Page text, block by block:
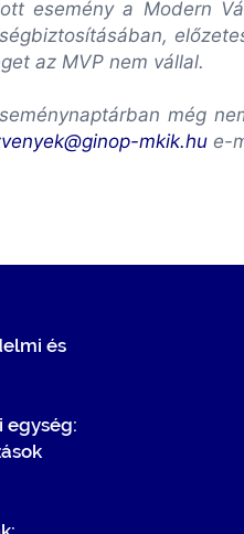
esemény a Modern
az MVP nem vállal.
még
mkik.hu e-
és
egység: